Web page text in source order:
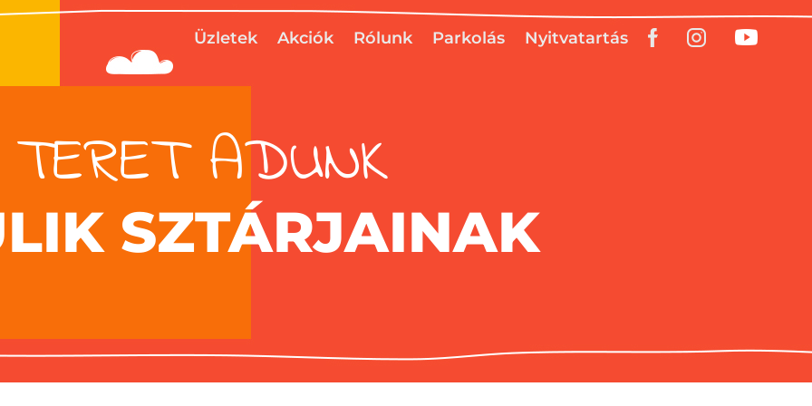
Üzletek Akciók Rólunk Parkolás Nyitvatartás
TERET ADUNK
SZTÁRJAINAK